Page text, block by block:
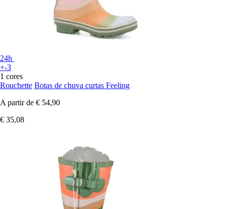
24h
+-3
1 cores
Rouchette Botas de chuva curtas Feeling
A partir de € 54,90
€ 35,08